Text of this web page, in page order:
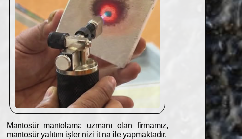
Mantosür mantolama uzmanı olan firmamız,
mantosür yalıtım işlerinizi itina ile yapmaktadır.